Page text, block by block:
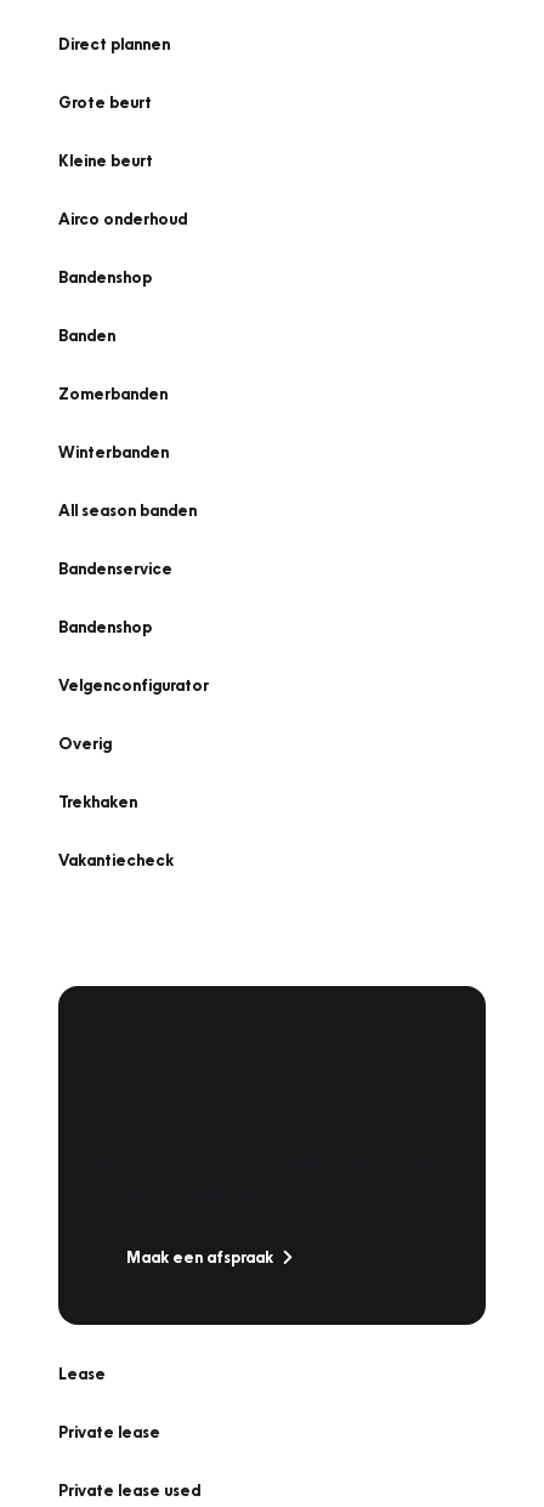
Direct plannen
Grote beurt
Kleine beurt
Airco onderhoud
Bandenshop
Banden
Zomerbanden
Winterbanden
All season banden
Bandenservice
Bandenshop
Velgenconfigurator
Overig
Trekhaken
Vakantiecheck
Maak een afspraak
Lease
Private lease
Private lease used